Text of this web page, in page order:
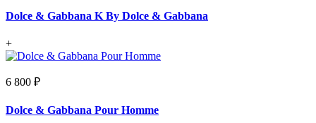
Dolce & Gabbana K By Dolce & Gabbana
+
6 800 ₽
Dolce & Gabbana Pour Homme